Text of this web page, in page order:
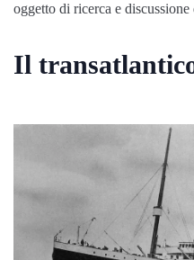
oggetto di ricerca e
Il